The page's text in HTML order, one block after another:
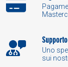
Uno
sui